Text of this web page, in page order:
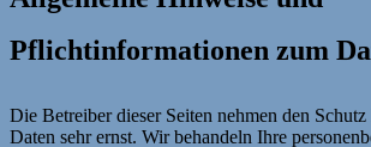
Pflichtinformationen zum
Die Betreiber dieser Seiten nehmen den
Daten sehr ernst. Wir behandeln Ihre